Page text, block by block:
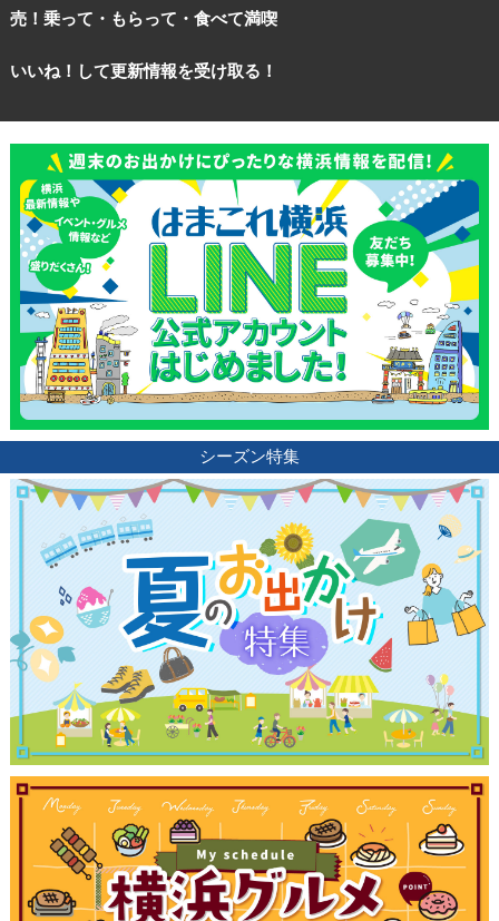
売！乗って・もらって・食べて満喫
いいね！して更新情報を受け取る！
シーズン特集
観光ガイド
ランキング
ブログ記事
サイトについて